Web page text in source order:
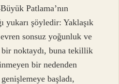
Patlama’nın
yukarı şöyledir: Yaklaşık
sonsuz yoğunluk ve
bir noktaydı, buna tekillik
bir nedenden
başladı,